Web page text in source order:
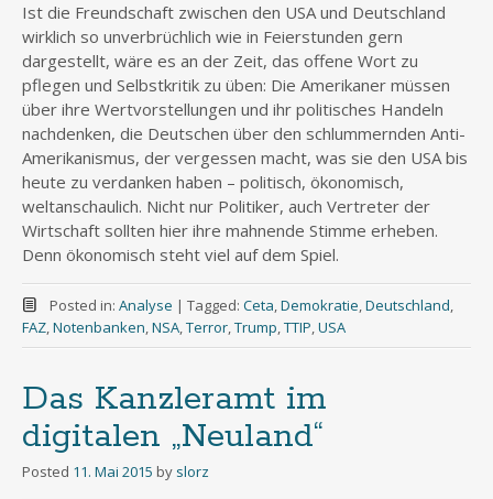
Ist die Freundschaft zwischen den USA und Deutschland
wirklich so unverbrüchlich wie in Feierstunden gern
dargestellt, wäre es an der Zeit, das offene Wort zu
pflegen und Selbstkritik zu üben: Die Amerikaner müssen
über ihre Wertvorstellungen und ihr politisches Handeln
nachdenken, die Deutschen über den schlummernden Anti-
Amerikanismus, der vergessen macht, was sie den USA bis
heute zu verdanken haben – politisch, ökonomisch,
weltanschaulich. Nicht nur Politiker, auch Vertreter der
Wirtschaft sollten hier ihre mahnende Stimme erheben.
Denn ökonomisch steht viel auf dem Spiel.
Posted in: Analyse | Tagged: Ceta,Demokratie,Deutschland,
FAZ,Notenbanken,NSA,Terror,Trump,TTIP,USA
Das Kanzleramt im
digitalen „Neuland“
Posted 11. Mai 2015 by slorz